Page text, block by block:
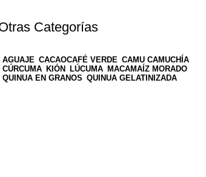
Categorías
AGUAJE CACAOCAFÉ VERDE CAMU CAMUCHÍA
CÚRCUMA KIÓN LÚCUMA MACAMAÍZ MORADO
QUINUA EN GRANOS QUINUA GELATINIZADA